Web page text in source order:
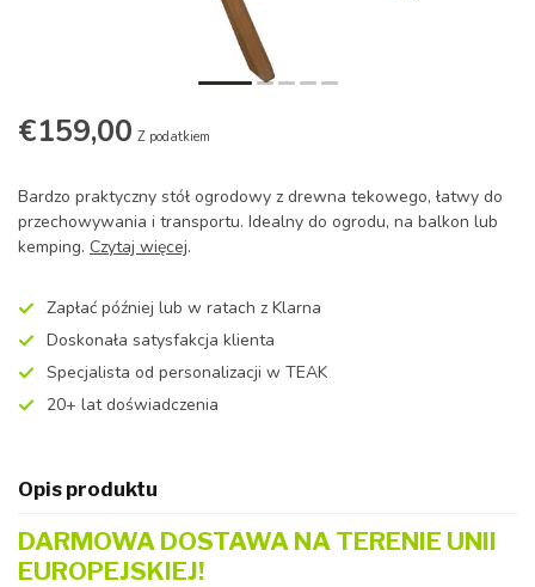
€159,00 Z podatkiem
Bardzo praktyczny stół ogrodowy z drewna tekowego, łatwy do
przechowywania i transportu. Idealny do ogrodu, na balkon lub
kemping. Czytaj więcej.
Zapłać później lub w ratach z Klarna
Doskonała satysfakcja klienta
Specjalista od personalizacji w TEAK
20+ lat doświadczenia
Opis produktu
DARMOWA DOSTAWA NA TERENIE UNII
EUROPEJSKIEJ!